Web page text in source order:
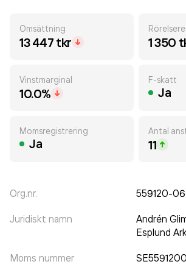
Omsättning
13 447 tkr 1 350
Vinstmarginal
10.0%
F-skatt
Ja
Momsregistrering
Ja
Antal
11
Org.nr. 559120-
Juridiskt namn
Andrén
Esplund
Moms nummer